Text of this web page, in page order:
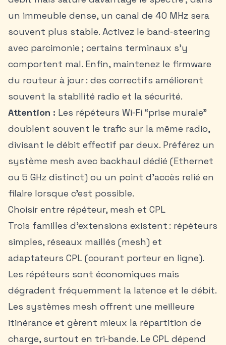
un immeuble dense, un canal de 40 MHz sera
souvent plus stable. Activez le band‑steering
avec parcimonie ; certains terminaux s’y
comportent mal. Enfin, maintenez le firmware
du routeur à jour : des correctifs améliorent
souvent la stabilité radio et la sécurité.
Attention : Les répéteurs Wi‑Fi “prise murale”
doublent souvent le trafic sur la même radio,
divisant le débit effectif par deux. Préférez un
système mesh avec backhaul dédié (Ethernet
ou 5 GHz distinct) ou un point d’accès relié en
filaire lorsque c’est possible.
Choisir entre répéteur, mesh et CPL
Trois familles d’extensions existent : répéteurs
simples, réseaux maillés (mesh) et
adaptateurs CPL (courant porteur en ligne).
Les répéteurs sont économiques mais
dégradent fréquemment la latence et le débit.
Les systèmes mesh offrent une meilleure
itinérance et gèrent mieux la répartition de
charge, surtout en tri‑bande. Le CPL dépend